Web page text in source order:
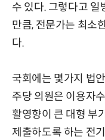
수 있다. 그렇다고
만큼, 전문가는 최소
다.
국회에는 몇가지 법
주당 의원은 이용자
활영향이 큰 대형 부
제출하도록 하는 전